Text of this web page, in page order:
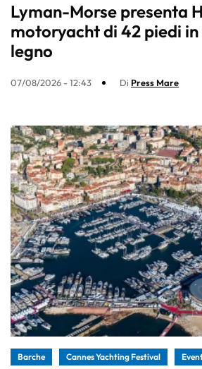
Lyman-Morse presenta
motoryacht di 42 piedi
legno
07/08/2026 - 12:43 Di Press Mare
Barche Cannes Yachting Festival